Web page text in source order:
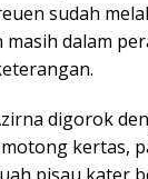
sudah
dalam
digorok
kertas,